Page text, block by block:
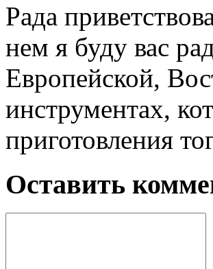
Рада
нем я буду вас
Европейской,
инструментах,
приготовления
Оставить